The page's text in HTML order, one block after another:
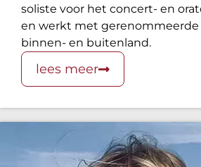
soliste voor het concert- en
en werkt met gerenommeerde
binnen- en buitenland.
lees meer